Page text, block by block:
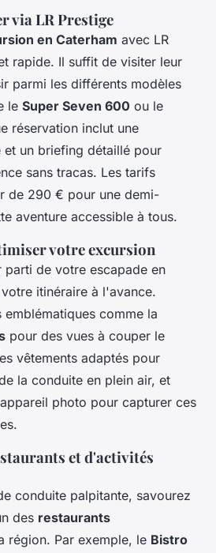
via LR Prestige
en Caterham avec LR
rapide. Il suffit de visiter leur
parmi les différents modèles
le Super Seven 600 ou le
réservation inclut une
et un briefing détaillé pour
sans tracas. Les tarifs
de 290 € pour une demi-
aventure accessible à tous.
votre excursion
parti de votre escapade en
itinéraire à l'avance.
comme la
pour des vues à couper le
vêtements adaptés pour
la conduite en plein air, et
photo pour capturer ces
et d'activités
conduite palpitante, savourez
des restaurants
région. Par exemple, le Bistro